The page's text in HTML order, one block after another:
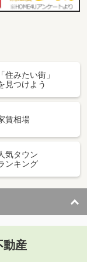
「住みたい街」
見つけよう
賃相場
気タウン
ンキング
動産